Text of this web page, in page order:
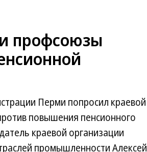
профсоюзы
Перми попросил краевой
повышения пенсионного
краевой организации
промышленности Алексей